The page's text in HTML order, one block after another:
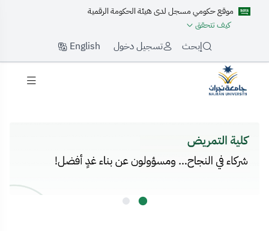
موقع حكومي مسجل لدى هيئة الحكومة الرقمية
كيف تتحقق
إبحث تسجيل دخول English
الرئيسية